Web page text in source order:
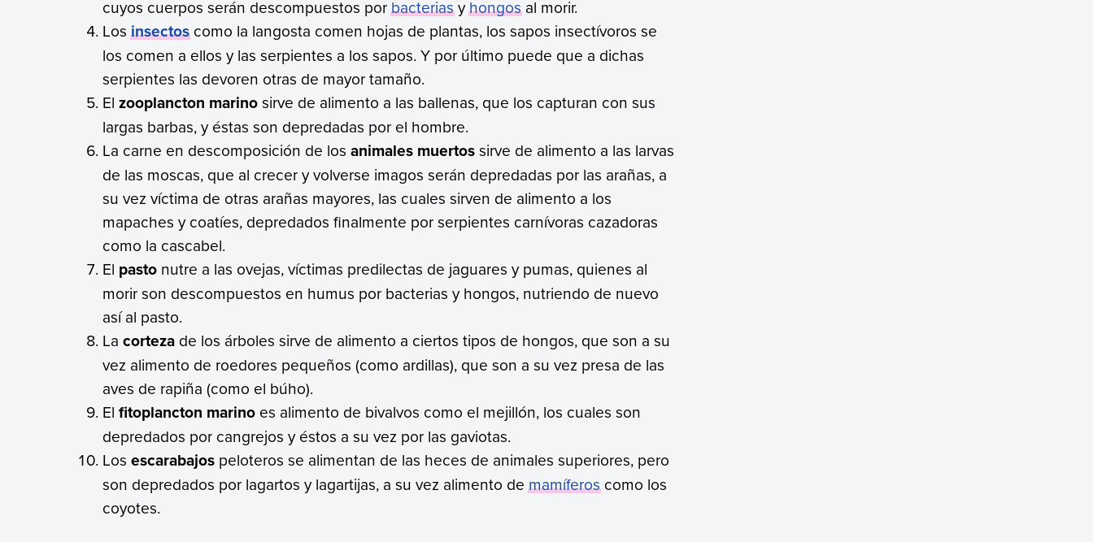
cuyos cuerpos serán descompuestos porbacteriasyhongosal morir.
Losinsectoscomo la langosta comen hojas de plantas, los sapos insectívoros se
los comen a ellos y las serpientes a los sapos. Y por último puede que a dichas
serpientes las devoren otras de mayor tamaño.
El zooplancton marinosirve de alimento a las ballenas, que los capturan con sus
largas barbas, y éstas son depredadas por el hombre.
La carne en descomposición de losanimales muertossirve de alimento a las larvas
de las moscas, que al crecer y volverse imagos serán depredadas por las arañas, a
su vez víctima de otras arañas mayores, las cuales sirven de alimento a los
mapaches y coatíes, depredados finalmente por serpientes carnívoras cazadoras
como la cascabel.
El pasto nutre a las ovejas, víctimas predilectas de jaguares y pumas, quienes al
morir son descompuestos en humus por bacterias y hongos, nutriendo de nuevo
así al pasto.
Lacorteza de los árboles sirve de alimento a ciertos tipos de hongos, que son a su
vez alimento de roedores pequeños (como ardillas), que son a su vez presa de las
aves de rapiña (como el búho).
Elfitoplancton marino es alimento de bivalvos como el mejillón, los cuales son
depredados por cangrejos y éstos a su vez por las gaviotas.
Losescarabajos peloteros se alimentan de las heces de animales superiores, pero
son depredados por lagartos y lagartijas, a su vez alimento demamíferoscomo los
coyotes.